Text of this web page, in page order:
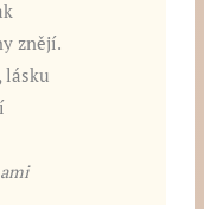
znějí.
lásku